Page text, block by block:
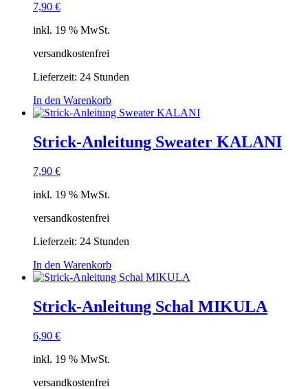
7,90 €
inkl. 19 % MwSt.
versandkostenfrei
Lieferzeit: 24 Stunden
In den Warenkorb
Strick-Anleitung Sweater KALANI
7,90 €
inkl. 19 % MwSt.
versandkostenfrei
Lieferzeit: 24 Stunden
In den Warenkorb
Strick-Anleitung Schal MIKULA
6,90 €
inkl. 19 % MwSt.
versandkostenfrei